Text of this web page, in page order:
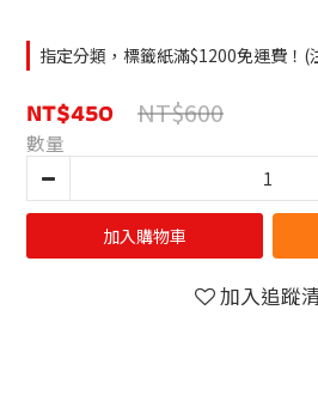
指定分類，標籤紙滿$1200免運費！(
NT$450 NT$600
數量
加入購物車
加入追蹤